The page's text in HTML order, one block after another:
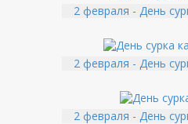
2 февраля - День
2 февраля - День
2 февраля - День